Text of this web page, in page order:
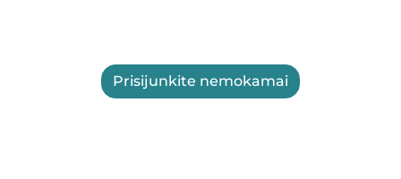
Prisijunkite nemokamai